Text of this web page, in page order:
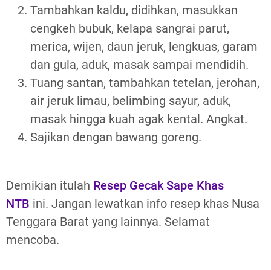
Tambahkan kaldu, didihkan, masukkan
cengkeh bubuk, kelapa sangrai parut,
merica, wijen, daun jeruk, lengkuas, garam
dan gula, aduk, masak sampai mendidih.
Tuang santan, tambahkan tetelan, jerohan,
air jeruk limau, belimbing sayur, aduk,
masak hingga kuah agak kental. Angkat.
Sajikan dengan bawang goreng.
Demikian itulah Resep Gecak Sape Khas
NTB ini. Jangan lewatkan info resep khas Nusa
Tenggara Barat yang lainnya. Selamat
mencoba.